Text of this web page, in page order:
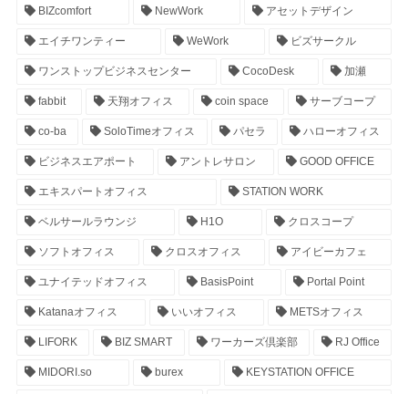
BIZcomfort NewWork アセットデザイン
エイチワンティー WeWork ビズサークル
ワンストップビジネスセンター CocoDesk 加瀬
fabbit 天翔オフィス coin space サーブコープ
co-ba SoloTimeオフィス パセラ ハローオフィス
ビジネスエアポート アントレサロン GOOD OFFICE
エキスパートオフィス STATION WORK
ベルサールラウンジ H1O クロスコープ
ソフトオフィス クロスオフィス アイビーカフェ
ユナイテッドオフィス BasisPoint Portal Point
Katanaオフィス いいオフィス METSオフィス
LIFORK BIZ SMART ワーカーズ倶楽部 RJ Office
MIDORI.so burex KEYSTATION OFFICE